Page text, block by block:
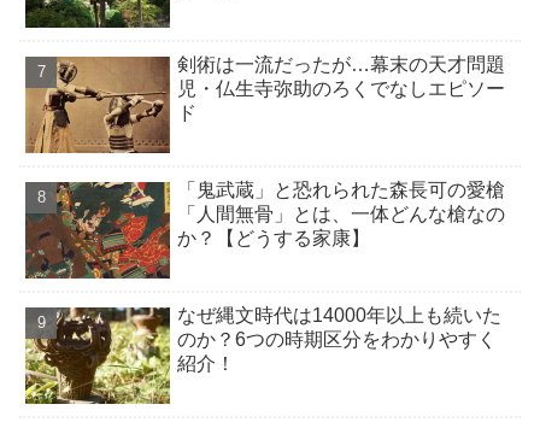
剣術は一流だったが…幕末の天才問題
児・仏生寺弥助のろくでなしエピソー
ド
「鬼武蔵」と恐れられた森長可の愛槍
「人間無骨」とは、一体どんな槍なの
か？【どうする家康】
なぜ縄文時代は14000年以上も続いた
のか？6つの時期区分をわかりやすく
紹介！